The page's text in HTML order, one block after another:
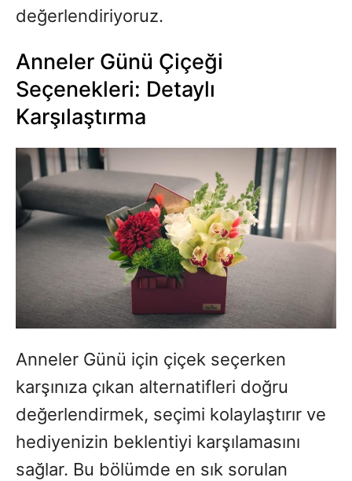
değerlendiriyoruz.
Anneler Günü Çiçeği
Seçenekleri: Detaylı
Karşılaştırma
Anneler Günü için çiçek seçerken
karşınıza çıkan alternatifleri doğru
değerlendirmek, seçimi kolaylaştırır ve
hediyenizin beklentiyi karşılamasını
sağlar. Bu bölümde en sık sorulan